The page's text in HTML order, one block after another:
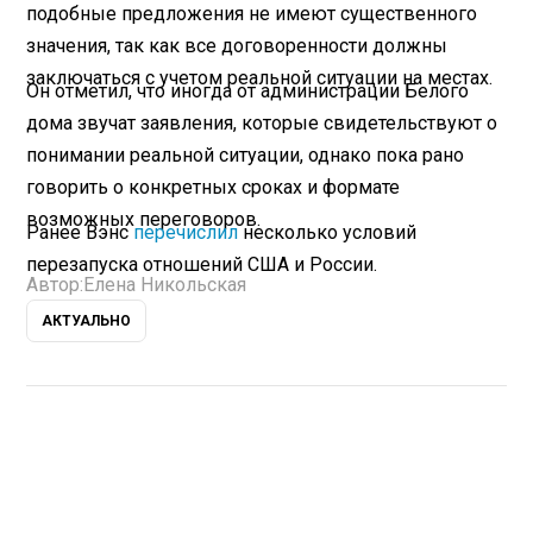
подобные предложения не имеют существенного
значения, так как все договоренности должны
заключаться с учетом реальной ситуации на местах.
Он отметил, что иногда от администрации Белого
дома звучат заявления, которые свидетельствуют о
понимании реальной ситуации, однако пока рано
говорить о конкретных сроках и формате
возможных переговоров.
Ранее Вэнсперечислилнесколько условий
перезапуска отношений США и России.
Автор: Елена Никольская
АКТУАЛЬНО